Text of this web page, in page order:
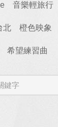
音樂輕旅行
北 橙色映象
希望練習曲